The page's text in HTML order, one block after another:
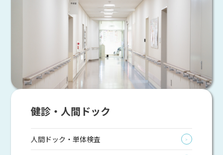
健診・人間ドック
人間ドック・単体検査 ＞